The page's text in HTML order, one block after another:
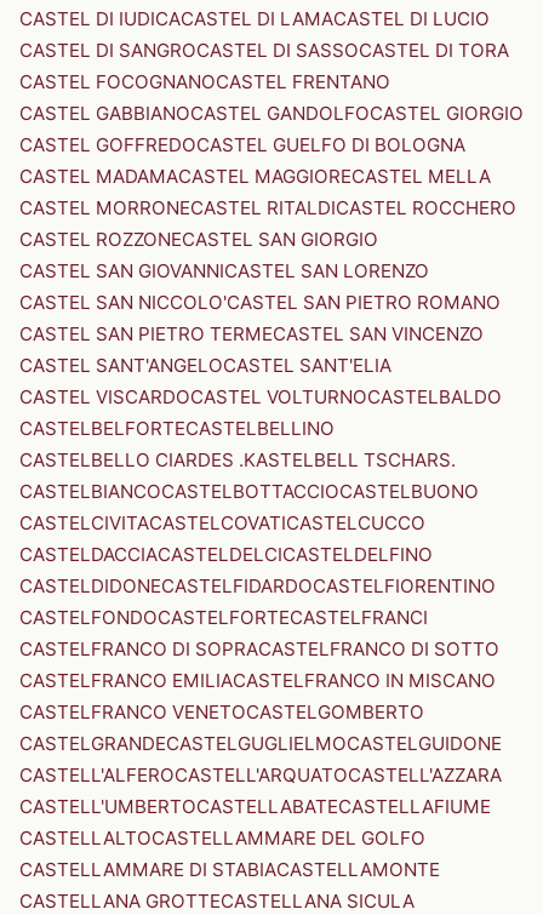
CASTEL DI IUDICACASTEL DI LAMACASTEL DI LUCIO
CASTEL DI SANGROCASTEL DI SASSOCASTEL DI TORA
CASTEL FOCOGNANOCASTEL FRENTANO
CASTEL GABBIANOCASTEL GANDOLFOCASTEL GIORGIO
CASTEL GOFFREDOCASTEL GUELFO DI BOLOGNA
CASTEL MADAMACASTEL MAGGIORECASTEL MELLA
CASTEL MORRONECASTEL RITALDICASTEL ROCCHERO
CASTEL ROZZONECASTEL SAN GIORGIO
CASTEL SAN GIOVANNICASTEL SAN LORENZO
CASTEL SAN NICCOLO'CASTEL SAN PIETRO ROMANO
CASTEL SAN PIETRO TERMECASTEL SAN VINCENZO
CASTEL SANT'ANGELOCASTEL SANT'ELIA
CASTEL VISCARDOCASTEL VOLTURNOCASTELBALDO
CASTELBELFORTECASTELBELLINO
CASTELBELLO CIARDES .KASTELBELL TSCHARS.
CASTELBIANCOCASTELBOTTACCIOCASTELBUONO
CASTELCIVITACASTELCOVATICASTELCUCCO
CASTELDACCIACASTELDELCICASTELDELFINO
CASTELDIDONECASTELFIDARDOCASTELFIORENTINO
CASTELFONDOCASTELFORTECASTELFRANCI
CASTELFRANCO DI SOPRACASTELFRANCO DI SOTTO
CASTELFRANCO EMILIACASTELFRANCO IN MISCANO
CASTELFRANCO VENETOCASTELGOMBERTO
CASTELGRANDECASTELGUGLIELMOCASTELGUIDONE
CASTELL'ALFEROCASTELL'ARQUATOCASTELL'AZZARA
CASTELL'UMBERTOCASTELLABATECASTELLAFIUME
CASTELLALTOCASTELLAMMARE DEL GOLFO
CASTELLAMMARE DI STABIACASTELLAMONTE
CASTELLANA GROTTECASTELLANA SICULA